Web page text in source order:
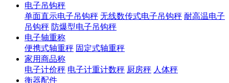
电子吊钩秤
单面直示电子吊钩秤 无线数传式电子吊钩秤 耐高温电子
吊钩秤 防爆型电子吊钩秤
电子轴重称
便携式轴重秤 固定式轴重秤
家用商品称
电子计价秤 电子计重计数秤 厨房秤 人体秤
衡器配件